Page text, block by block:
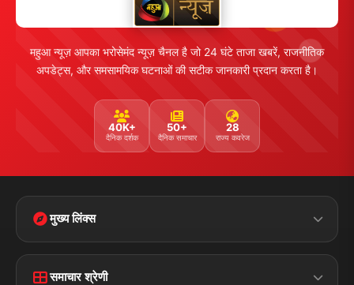
महुआ न्यूज़ आपका भरोसेमंद न्यूज़ चैनल है जो 24 घंटे ताजा खबरें, राजनीतिक
अपडेट्स, और समसामयिक घटनाओं की सटीक जानकारी प्रदान करता है।
40K+
दैनिक दर्शक
50+
दैनिक समाचार
28
राज्य कवरेज
मुख्य लिंक्स
समाचार श्रेणी